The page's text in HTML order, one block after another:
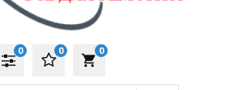
local_grocery_store
0
0
0